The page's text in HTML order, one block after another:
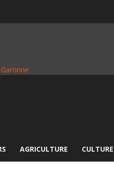
AGRICULTURE CULTURE